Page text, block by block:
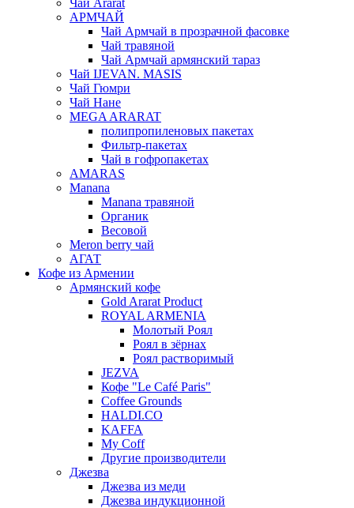
Чай Ararat
АРМЧАЙ
Чай Армчай в прозрачной фасовке
Чай травяной
Чай Армчай армянский тараз
Чай IJEVAN. MASIS
Чай Гюмри
Чай Нане
MEGA ARARAT
полипропиленовых пакетах
Фильтр-пакетах
Чай в гофропакетах
AMARAS
Manana
Manana травяной
Органик
Весовой
Meron berry чай
АГАТ
Кофе из Армении
Армянский кофе
Gold Ararat Product
ROYAL ARMENIA
Молотый Роял
Роял в зёрнах
Роял растворимый
JEZVA
Кофе "Le Café Paris"
Coffee Grounds
HALDI.CO
KAFFA
My Coff
Другие производители
Джезва
Джезва из меди
Джезва индукционной